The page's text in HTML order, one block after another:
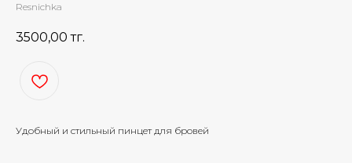
Resnichka
3500,00 тг.
Удобный и стильный пинцет для бровей